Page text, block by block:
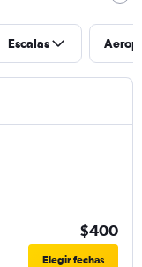
Escalas
$400
Elegir fechas